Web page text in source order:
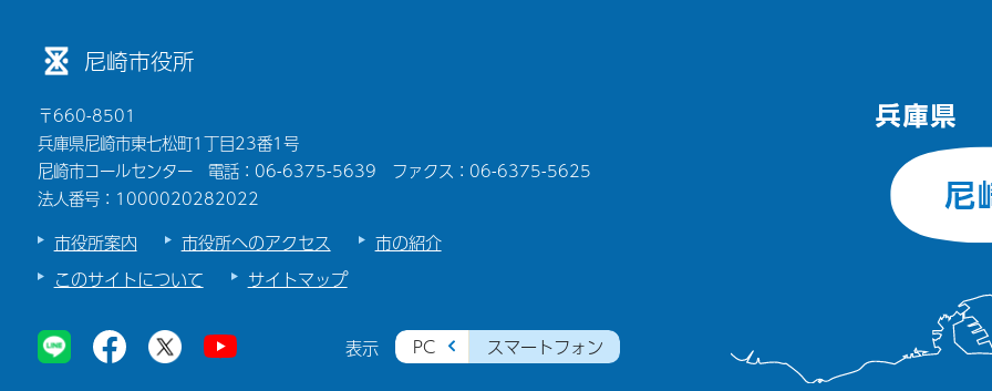
尼崎市役所
〒660-8501
兵庫県尼崎市東七松町1丁目23番1号
尼崎市コールセンター 電話：06-6375-5639 ファクス：06-6375-5625
法人番号：1000020282022
市役所案内 市役所へのアクセス
市の紹介
このサイトについて
サイトマップ
表示 PC スマートフォン